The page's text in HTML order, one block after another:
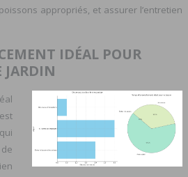
appropriés, et assurer l’entretien
IDÉAL POUR
JARDIN